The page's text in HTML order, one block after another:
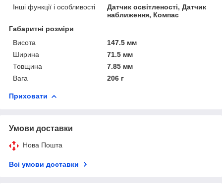
Інші функції і особливості
Датчик освітленості, Датчик
наближення, Компас
Габаритні розміри
Висота
147.5 мм
Ширина
71.5 мм
Товщина
7.85 мм
Вага
206 г
Приховати
Умови доставки
Нова Пошта
Всі умови доставки